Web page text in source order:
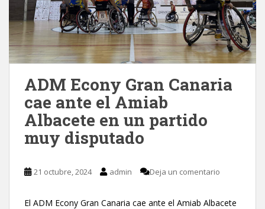
ADM Econy Gran Canaria
cae ante el Amiab
Albacete en un partido
muy disputado
21 octubre, 2024 admin Deja un comentario
El ADM Econy Gran Canaria cae ante el Amiab Albacete